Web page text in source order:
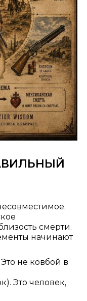
смерти.
начинают
Это не ковбой в
Это человек,